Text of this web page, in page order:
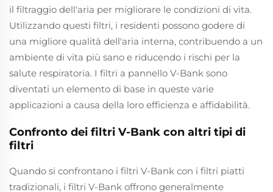
il filtraggio dell'aria per migliorare le condizioni di vita.
Utilizzando questi filtri, i residenti possono godere di
una migliore qualità dell'aria interna, contribuendo a un
ambiente di vita più sano e riducendo i rischi per la
salute respiratoria. I filtri a pannello V-Bank sono
diventati un elemento di base in queste varie
applicazioni a causa della loro efficienza e affidabilità.
Confronto dei filtri V-Bank con altri tipi di
filtri
Quando si confrontano i filtri V-Bank con i filtri piatti
tradizionali, i filtri V-Bank offrono generalmente